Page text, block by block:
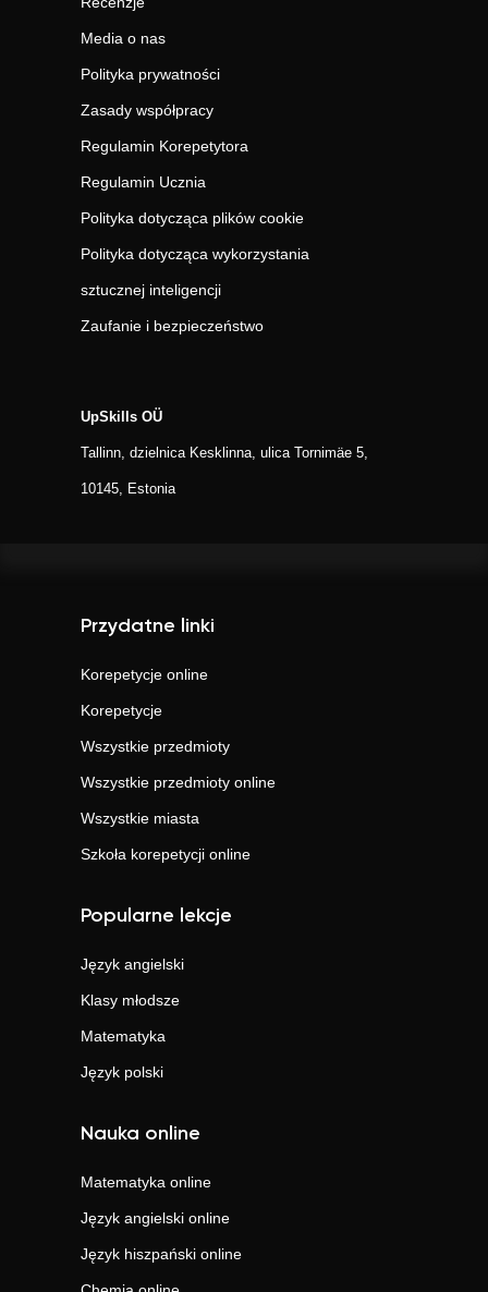
Media o nas
Polityka prywatności
Zasady współpracy
Regulamin Korepetytora
Regulamin Ucznia
Polityka dotycząca plików cookie
Polityka dotycząca wykorzystania
sztucznej inteligencji
Zaufanie i bezpieczeństwo
UpSkills OÜ
Tallinn, dzielnica Kesklinna, ulica Tornimäe 5,
10145, Estonia
Przydatne linki
Korepetycje online
Korepetycje
Wszystkie przedmioty
Wszystkie przedmioty online
Wszystkie miasta
Szkoła korepetycji online
Popularne lekcje
Język angielski
Klasy młodsze
Matematyka
Język polski
Nauka online
Matematyka online
Język angielski online
Język hiszpański online